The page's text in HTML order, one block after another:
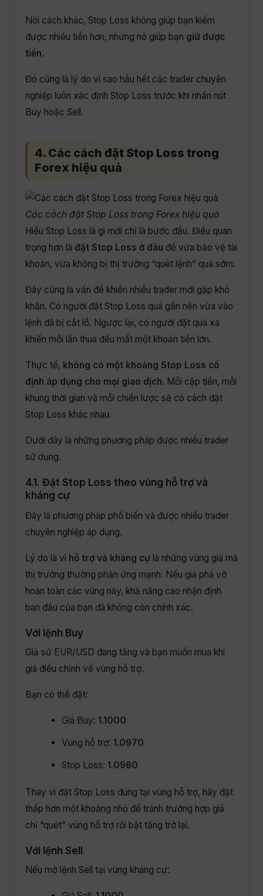
Nói cách khác, Stop Loss không giúp bạn kiếm
được nhiều tiền hơn, nhưng nó giúp bạn giữ được
tiền.
Đó cũng là lý do vì sao hầu hết các trader chuyên
nghiệp luôn xác định Stop Loss trước khi nhấn nút
Buy hoặc Sell.
4. Các cách đặt Stop Loss trong
Forex hiệu quả
Các cách đặt Stop Loss trong Forex hiệu quả
Hiểu Stop Loss là gì mới chỉ là bước đầu. Điều quan
trọng hơn là đặt Stop Loss ở đâu để vừa bảo vệ tài
khoản, vừa không bị thị trường “quét lệnh” quá sớm.
Đây cũng là vấn đề khiến nhiều trader mới gặp khó
khăn. Có người đặt Stop Loss quá gần nên vừa vào
lệnh đã bị cắt lỗ. Ngược lại, có người đặt quá xa
khiến mỗi lần thua đều mất một khoản tiền lớn.
Thực tế, không có một khoảng Stop Loss cố
định áp dụng cho mọi giao dịch. Mỗi cặp tiền, mỗi
khung thời gian và mỗi chiến lược sẽ có cách đặt
Stop Loss khác nhau.
Dưới đây là những phương pháp được nhiều trader
sử dụng.
4.1. Đặt Stop Loss theo vùng hỗ trợ và
kháng cự
Đây là phương pháp phổ biến và được nhiều trader
chuyên nghiệp áp dụng.
Lý do là vì hỗ trợ và kháng cự là những vùng giá mà
thị trường thường phản ứng mạnh. Nếu giá phá vỡ
hoàn toàn các vùng này, khả năng cao nhận định
ban đầu của bạn đã không còn chính xác.
Với lệnh Buy
Giả sử EUR/USD đang tăng và bạn muốn mua khi
giá điều chỉnh về vùng hỗ trợ.
Bạn có thể đặt:
Giá Buy: 1.1000
Vùng hỗ trợ: 1.0970
Stop Loss: 1.0960
Thay vì đặt Stop Loss đúng tại vùng hỗ trợ, hãy đặt
thấp hơn một khoảng nhỏ để tránh trường hợp giá
chỉ “quét” vùng hỗ trợ rồi bật tăng trở lại.
Với lệnh Sell
Nếu mở lệnh Sell tại vùng kháng cự: